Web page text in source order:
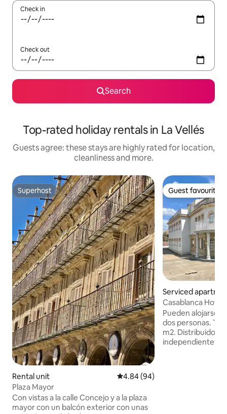
Check in
Check out
Search
Top-rated holiday rentals in La Vellés
Guests agree: these stays are highly rated for location,
cleanliness and more.
Superhost
Superhost
Rental unit 4.84 out of 5 average rating,
4.84 (94)
Plaza Mayor
Con vistas a la calle Concejo y a la plaza
mayor con un balcón exterior con unas
Guest favourite
Guest favourite
Serviced
Casablanca Hotel
Pueden alojarse
dos personas.
m2. Distribuido
independientes: